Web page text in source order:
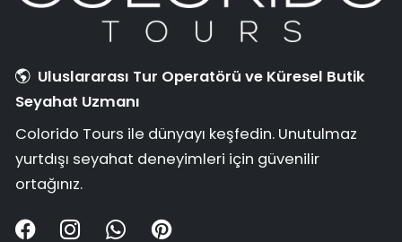
Uluslararası Tur Operatörü ve Küresel Butik
Seyahat Uzmanı
Colorido Tours ile dünyayı keşfedin. Unutulmaz
yurtdışı seyahat deneyimleri için güvenilir
ortağınız.